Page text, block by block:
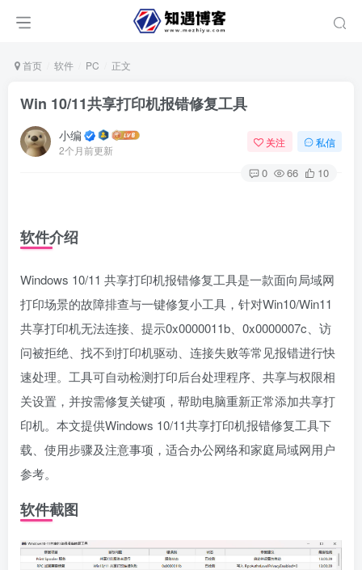
首页 软件 PC 正文
Win 10/11共享打印机报错修复工具
小编
2个月前更新
关注 私信
0 66 10
软件介绍
Windows 10/11 共享打印机报错修复工具是一款面向局域网
打印场景的故障排查与一键修复小工具，针对Win10/Win11
共享打印机无法连接、提示0x0000011b、0x0000007c、访
问被拒绝、找不到打印机驱动、连接失败等常见报错进行快
速处理。工具可自动检测打印后台处理程序、共享与权限相
关设置，并按需修复关键项，帮助电脑重新正常添加共享打
印机。本文提供Windows 10/11共享打印机报错修复工具下
载、使用步骤及注意事项，适合办公网络和家庭局域网用户
参考。
软件截图